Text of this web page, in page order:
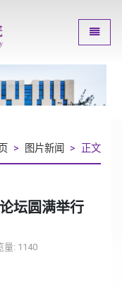
> 图片新闻 > 正文
坛圆满举行
量: 1140